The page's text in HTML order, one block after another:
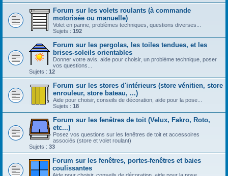
Forum sur les volets roulants (à commande
motorisée ou manuelle)
Volet en panne, problèmes techniques, questions diverses...
Sujets : 192
Forum sur les pergolas, les toiles tendues, et les
brises-soleils orientables
Donner votre avis, aide pour choisir, un problème technique, poser
vos questions...
Sujets : 12
Forum sur les stores d'intérieurs (store vénitien, store
enrouleur, store bateau, ...)
Aide pour choisir, conseils de décoration, aide pour la pose...
Sujets : 18
Forum sur les fenêtres de toit (Velux, Fakro, Roto,
etc...)
Posez vos questions sur les fenêtres de toit et accessoires
associés (store et volet roulant)
Sujets : 33
Forum sur les fenêtres, portes-fenêtres et baies
coulissantes